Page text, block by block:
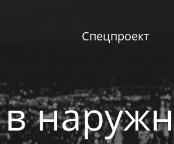
Спецпроект